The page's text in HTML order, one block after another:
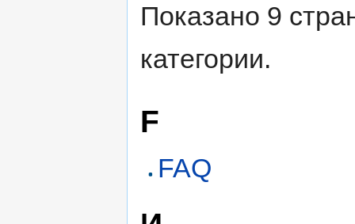
Показано 9
категории.
F
FAQ